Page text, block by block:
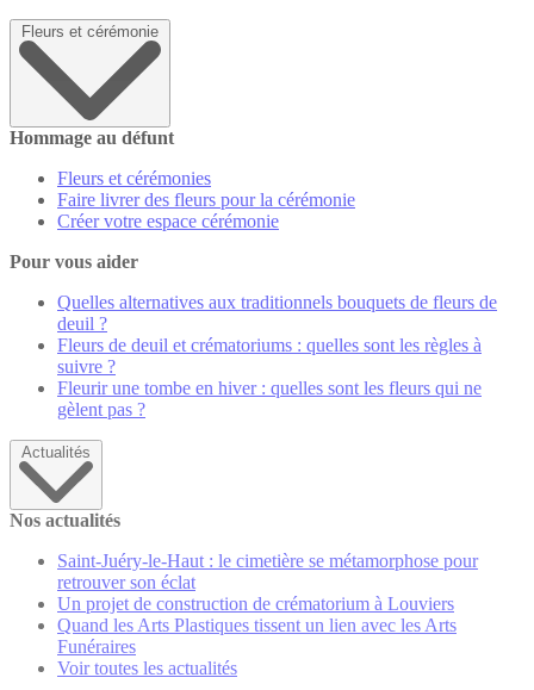
Fleurs et cérémonie
Hommage au défunt
Fleurs et cérémonies
Faire livrer des fleurs pour la cérémonie
Créer votre espace cérémonie
Pour vous aider
Quelles alternatives aux traditionnels bouquets de fleurs de
deuil ?
Fleurs de deuil et crématoriums : quelles sont les règles à
suivre ?
Fleurir une tombe en hiver : quelles sont les fleurs qui ne
gèlent pas ?
Actualités
Nos actualités
Saint-Juéry-le-Haut : le cimetière se métamorphose pour
retrouver son éclat
Un projet de construction de crématorium à Louviers
Quand les Arts Plastiques tissent un lien avec les Arts
Funéraires
Voir toutes les actualités